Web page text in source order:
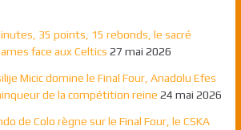
35 points, 15 rebonds, le sacré
face aux Celtics 27 mai 2026
Micic domine le Final Four, Anadolu Efes
de la compétition reine 24 mai 2026
de Colo règne sur le Final Four, le CSKA